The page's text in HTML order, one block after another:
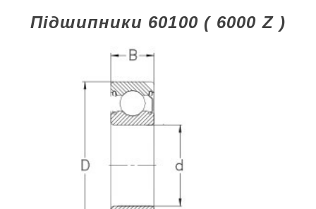
Підшипники 60100 ( 6000 Z )